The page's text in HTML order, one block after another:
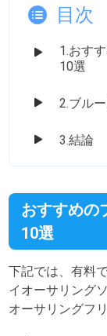
目次
1.おす
10選
2.ブル
3.結論
おすすめの
10選
下記では、有料
イオーサリング
オーサリングフ